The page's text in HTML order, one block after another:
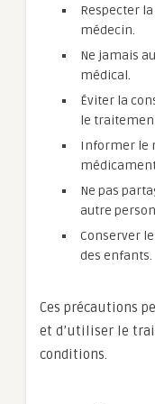
Respecter
médecin.
Ne jamais
médical.
Éviter la
le
Informer le
Ne pas
autre
Conserver
des enfants.
Ces précautions
et d’utiliser le
conditions.